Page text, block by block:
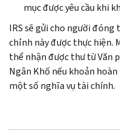
mục được yêu cầu khi
IRS sẽ gửi cho người
chỉnh này được thực hiện.
thể nhận được thư từ Văn
Ngân Khố nếu khoản
một số nghĩa vụ tài chính.